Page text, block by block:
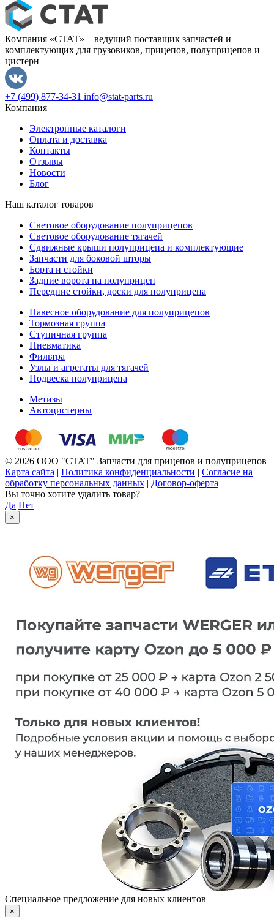
Компания «СТАТ» – ведущий поставщик запчастей и
комплектующих для грузовиков, прицепов, полуприцепов и
цистерн
+7 (499) 877-34-31 info@stat-parts.ru
Компания
Электронные каталоги
Оплата и доставка
Контакты
Отзывы
Новости
Блог
Наш каталог товаров
Световое оборудование полуприцепов
Световое оборудование тягачей
Сдвижные крыши полуприцепа и комплектующие
Запчасти для боковой шторы
Борта и стойки
Задние ворота на полуприцеп
Передние стойки, доски для полуприцепа
Навесное оборудование для полуприцепов
Тормозная группа
Ступичная группа
Пневматика
Фильтра
Узлы и агрегаты для тягачей
Подвеска полуприцепа
Метизы
Автоцистерны
© 2026 ООО "СТАТ" Запчасти для прицепов и полуприцепов
Карта сайта | Политика конфиденциальности | Согласие на
обработку персональных данных | Договор-оферта
Вы точно хотите удалить товар?
Да Нет
×
Специальное предложение для новых клиентов
×